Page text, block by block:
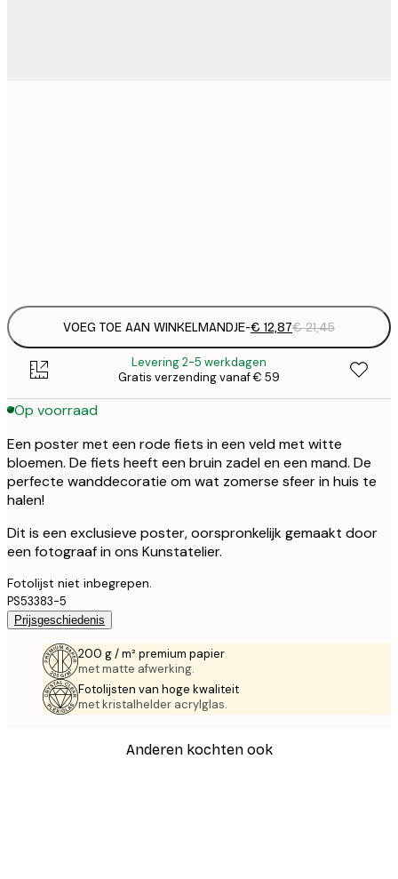
VOEG TOE AAN WINKELMANDJE-€ 12,87€ 21,45
Levering 2-5 werkdagen
Gratis verzending vanaf € 59
Op voorraad
Een poster met een rode fiets in een veld met witte
bloemen. De fiets heeft een bruin zadel en een mand. De
perfecte wanddecoratie om wat zomerse sfeer in huis te
halen!
Dit is een exclusieve poster, oorspronkelijk gemaakt door
een fotograaf in ons Kunstatelier.
Fotolijst niet inbegrepen.
PS53383-5
Prijsgeschiedenis
200 g / m² premium papier
met matte afwerking.
Fotolijsten van hoge kwaliteit
met kristalhelder acrylglas.
Anderen kochten ook